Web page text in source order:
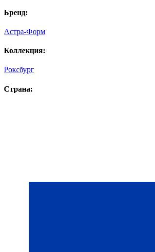
Бренд:
Астра-Форм
Коллекция:
Роксбург
Страна: